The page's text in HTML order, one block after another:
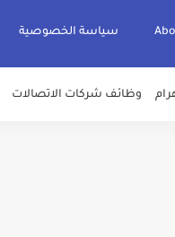
سياسة الخصوصية
وظائف شركات الاتصالات